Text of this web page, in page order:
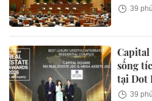
39
Capital
sống
tại Dot
39